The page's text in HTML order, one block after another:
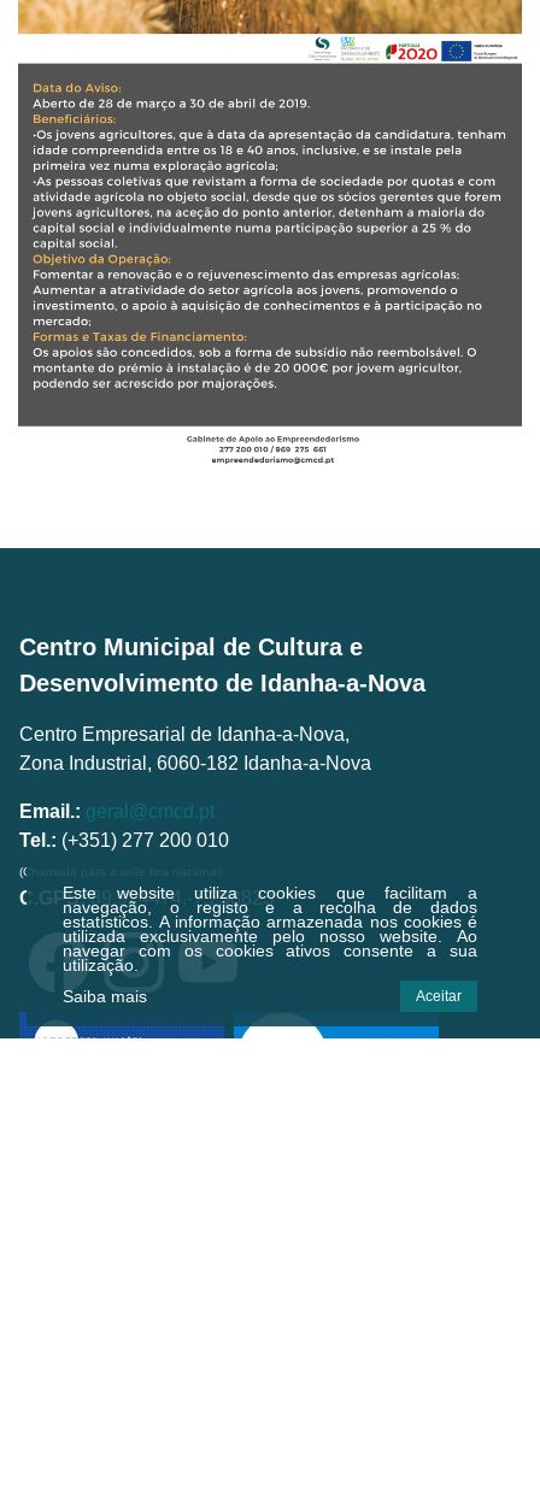
Este website utiliza cookies que facilitam a
navegação, o registo e a recolha de dados
estatísticos.A informação armazenada nos cookies é
utilizada exclusivamente pelo nosso website. Ao
navegar com os cookies ativos consente a sua
utilização.
Saiba mais
Aceitar
Centro Municipal de Cultura e
Desenvolvimento de Idanha-a-Nova
Centro Empresarial de Idanha-a-Nova,
Zona Industrial, 6060-182 Idanha-a-Nova
Email.: geral@cmcd.pt
Tel.: (+351) 277 200 010
(Chamada para a rede fixa nacional)
C.GPS:39.924474,-7.238823